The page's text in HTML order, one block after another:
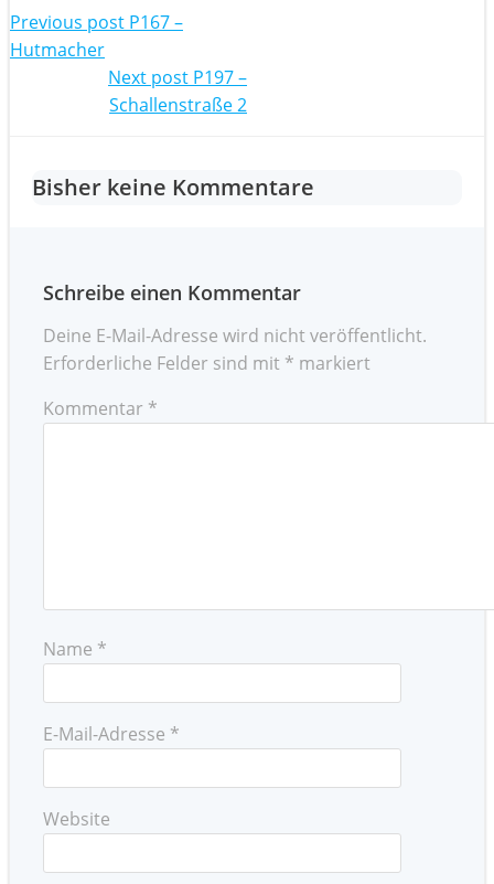
Post
navigation
Previous post P167 –
Hutmacher
Next post P197 –
Schallenstraße 2
Bisher keine Kommentare
Schreibe einen Kommentar
Deine E-Mail-Adresse wird nicht veröffentlicht.
Erforderliche Felder sind mit * markiert
Kommentar *
Name *
E-Mail-Adresse *
Website